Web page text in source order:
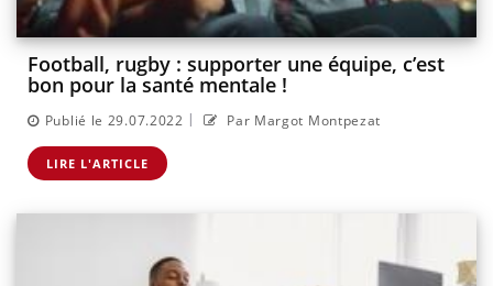
Football, rugby : supporter une équipe, c’est
bon pour la santé mentale !
Publié le 29.07.2022 | Par Margot Montpezat
LIRE L'ARTICLE